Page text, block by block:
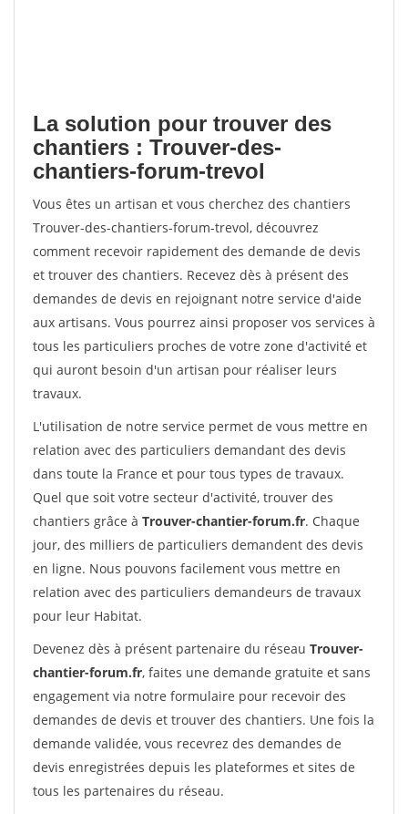
La solution pour trouver des
chantiers : Trouver-des-
chantiers-forum-trevol
Vous êtes un artisan et vous cherchez des chantiers
Trouver-des-chantiers-forum-trevol, découvrez
comment recevoir rapidement des demande de devis
et trouver des chantiers. Recevez dès à présent des
demandes de devis en rejoignant notre service d'aide
aux artisans. Vous pourrez ainsi proposer vos services à
tous les particuliers proches de votre zone d'activité et
qui auront besoin d'un artisan pour réaliser leurs
travaux.
L'utilisation de notre service permet de vous mettre en
relation avec des particuliers demandant des devis
dans toute la France et pour tous types de travaux.
Quel que soit votre secteur d'activité, trouver des
chantiers grâce à Trouver-chantier-forum.fr. Chaque
jour, des milliers de particuliers demandent des devis
en ligne. Nous pouvons facilement vous mettre en
relation avec des particuliers demandeurs de travaux
pour leur Habitat.
Devenez dès à présent partenaire du réseau Trouver-
chantier-forum.fr, faites une demande gratuite et sans
engagement via notre formulaire pour recevoir des
demandes de devis et trouver des chantiers. Une fois la
demande validée, vous recevrez des demandes de
devis enregistrées depuis les plateformes et sites de
tous les partenaires du réseau.